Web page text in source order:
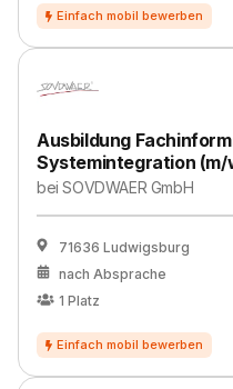
Ausbildung
Systemintegration (m/
beiSOVDWAER GmbH
71636 Ludwigsburg
nach Absprache
1 Platz